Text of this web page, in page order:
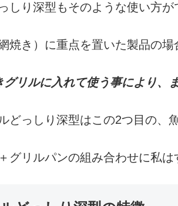
しり深型もそのような使い方
焼き）に重点を置いた製品の
グリルに入れて使う事により、
どっしり深型はこの2つ目の、
グリルパンの組み合わせに私